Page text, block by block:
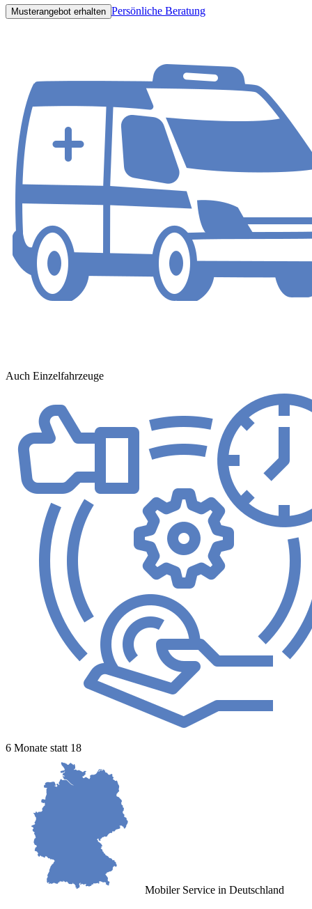
Musterangebot erhalten Persönliche Beratung
Auch Einzelfahrzeuge
6 Monate statt 18
Mobiler Service in Deutschland